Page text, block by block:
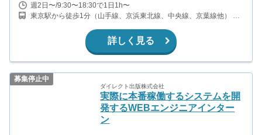
週2日〜/9:30〜18:30で1日1h〜
東京駅から徒歩1分（山手線、京浜東北線、中央線、京葉線他） 有
ら徒歩7分（日比谷線、千代田線、三田線） 二重橋前駅から徒歩2
詳しく見る
募集停止中
ダイレクト出版株式会社
実際に本番稼働するシステムを開
発するWEBエンジニアインター
ン